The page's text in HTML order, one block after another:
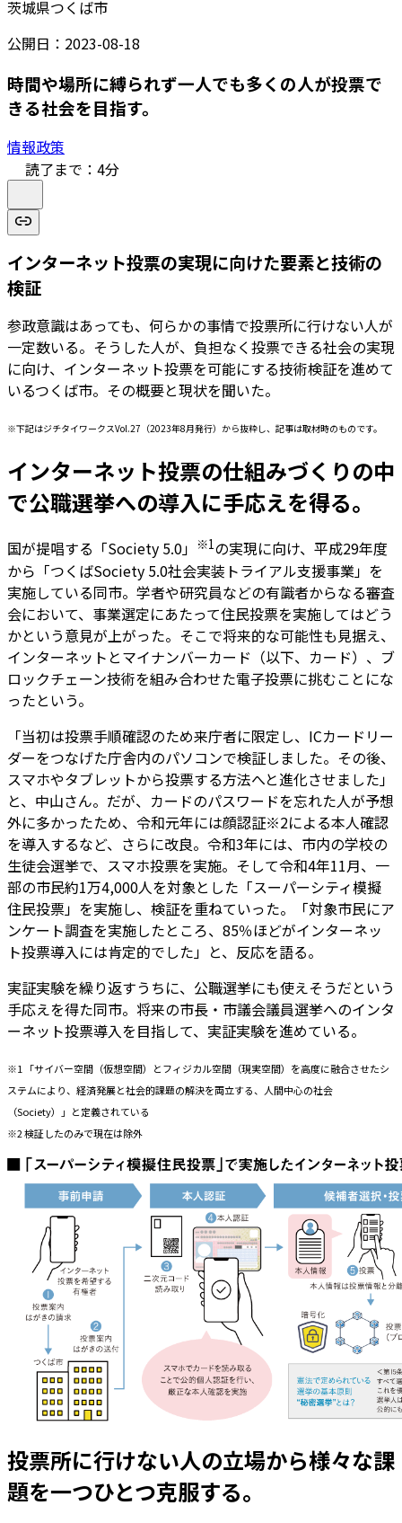
茨城県つくば市
公開日： 2023-08-18
時間や場所に縛られず一人でも多くの人が投票で
きる社会を目指す。
情報政策
読了まで： 4分
インターネット投票の実現に向けた要素と技術の
検証
参政意識はあっても、何らかの事情で投票所に行けない人が
一定数いる。そうした人が、負担なく投票できる社会の実現
に向け、インターネット投票を可能にする技術検証を進めて
いるつくば市。その概要と現状を聞いた。
※下記はジチタイワークスVol.27（2023年8月発行）から抜粋し、記事は取材時のものです。
インターネット投票の仕組みづくりの中
で公職選挙への導入に手応えを得る。
国が提唱する「Society 5.0」 ※1の実現に向け、平成29年度
から「つくばSociety 5.0社会実装トライアル支援事業」を
実施している同市。学者や研究員などの有識者からなる審査
会において、事業選定にあたって住民投票を実施してはどう
かという意見が上がった。そこで将来的な可能性も見据え、
インターネットとマイナンバーカード（以下、カード）、ブ
ロックチェーン技術を組み合わせた電子投票に挑むことにな
ったという。
「当初は投票手順確認のため来庁者に限定し、ICカードリー
ダーをつなげた庁舎内のパソコンで検証しました。その後、
スマホやタブレットから投票する方法へと進化させました」
と、中山さん。だが、カードのパスワードを忘れた人が予想
外に多かったため、令和元年には顔認証※2による本人確認
を導入するなど、さらに改良。令和3年には、市内の学校の
生徒会選挙で、スマホ投票を実施。そして令和4年11月、一
部の市民約1万4,000人を対象とした「スーパーシティ模擬
住民投票」を実施し、検証を重ねていった。「対象市民にア
ンケート調査を実施したところ、85％ほどがインターネッ
ト投票導入には肯定的でした」と、反応を語る。
実証実験を繰り返すうちに、公職選挙にも使えそうだという
手応えを得た同市。将来の市長・市議会議員選挙へのインタ
ーネット投票導入を目指して、実証実験を進めている。
※1 「サイバー空間（仮想空間）とフィジカル空間（現実空間）を高度に融合させたシ
ステムにより、経済発展と社会的課題の解決を両立する、人間中心の社会
（Society）」と定義されている
※2 検証したのみで現在は除外
投票所に行けない人の立場から様々な課
題を一つひとつ克服する。